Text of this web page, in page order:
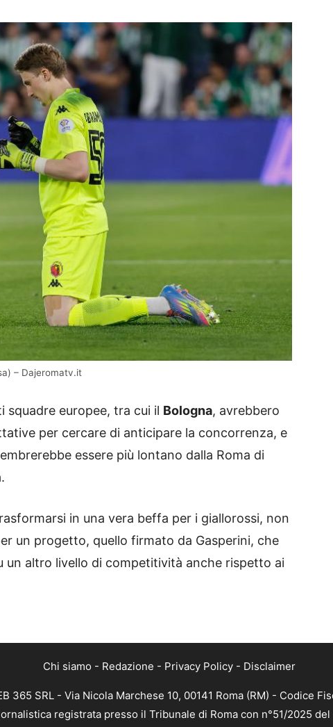
– Dajeromatv.it
squadre europee, tra cui il Bologna, avrebbero
per cercare di anticipare la concorrenza, e
essere più lontano dalla Roma di
in una vera beffa per i giallorossi, non
un progetto, quello firmato da Gasperini, che
un altro livello di competitività anche rispetto ai
Chi siamo - Redazione - Privacy Policy - Disclaimer
365 SRL - Via Nicola Marchese 10, 00141 Roma (RM) - Codice
registrata presso il Tribunale di Roma con n°51/2025